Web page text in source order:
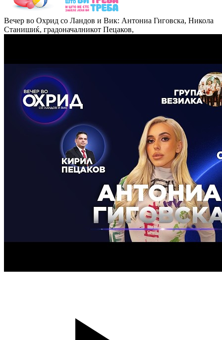
Вечер во Охрид со Ландов и Вик: Антониа Гиговска, Никола
Станишиќ, градоначалникот Пецаков,